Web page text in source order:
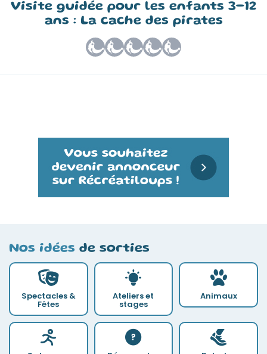
Visite guidée pour les enfants 3-12
ans : La cache des pirates
Nos idées de sorties
Spectacles &
Fêtes
Ateliers et
stages
Animaux